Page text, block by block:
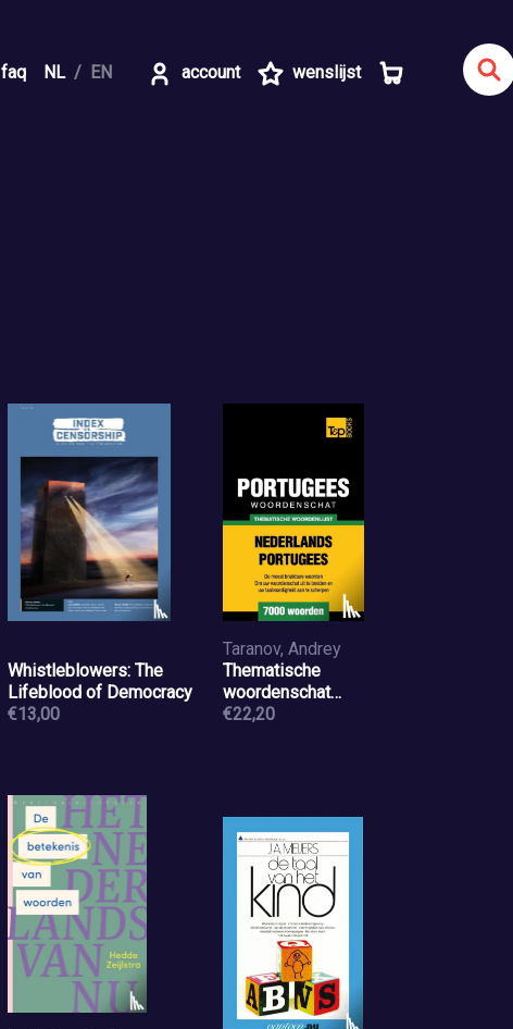
faq NL EN account wenslijst
Whistleblowers: The
Lifeblood of Democracy
€13,00
Taranov, Andrey
Thematische
woordenschat
Nederlands-Portugees -
€22,20